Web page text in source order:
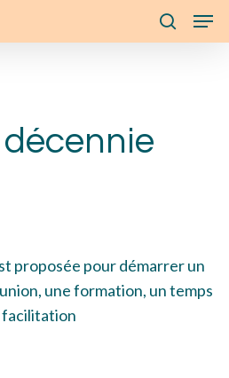
search
proposée pourdémarrerun
une formation, un temps
facilitation
Menu